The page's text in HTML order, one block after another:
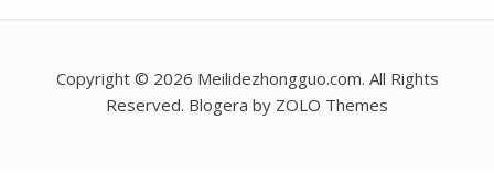
Copyright © 2026 Meilidezhongguo.com. All Rights
Reserved. Blogera by ZOLO Themes